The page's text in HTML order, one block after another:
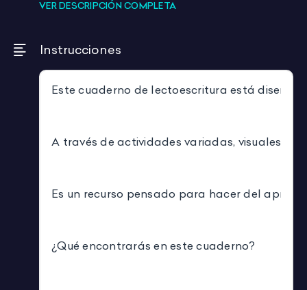
VER DESCRIPCIÓN COMPLETA
Instrucciones
Este cuaderno de lectoescritura está
A través de actividades variadas, visuales y
Es un recurso pensado para hacer del
¿Qué encontrarás en este cuaderno?